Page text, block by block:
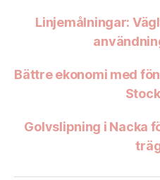
Linjemålningar:
Bättre ekonomi med
Golvslipning i Nacka